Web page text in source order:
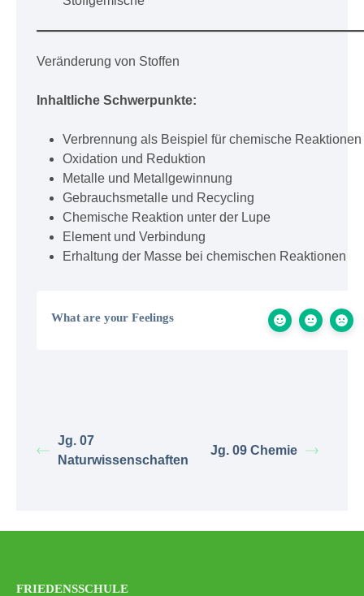
Veränderung von Stoffen
Inhaltliche Schwerpunkte:
Verbrennung als Beispiel für chemische Reaktionen
Oxidation und Reduktion
Metalle und Metallgewinnung
Gebrauchsmetalle und Recycling
Chemische Reaktion unter der Lupe
Element und Verbindung
Erhaltung der Masse bei chemischen Reaktionen
What are your Feelings
Jg. 07
Naturwissenschaften
Jg. 09 Chemie
FRIEDENSSCHULE